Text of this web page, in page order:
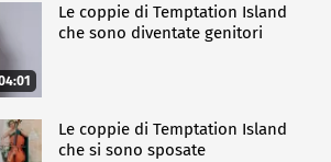
Le coppie di Temptation Island
che sono diventate genitori
Le coppie di Temptation Island
che si sono sposate